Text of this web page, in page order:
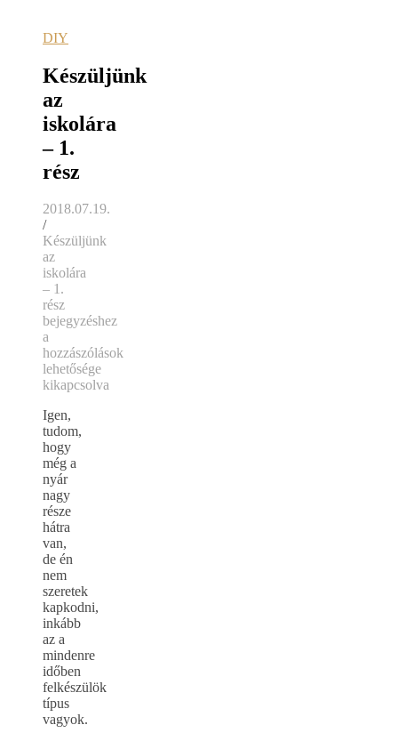
DIY
Készüljünk
az
iskolára
– 1.
rész
2018.07.19.
/
Készüljünk
az
iskolára
– 1.
rész
bejegyzéshez
a
hozzászólások
lehetősége
kikapcsolva
Igen,
tudom,
hogy
még a
nyár
nagy
része
hátra
van,
de én
nem
szeretek
kapkodni,
inkább
az a
mindenre
időben
felkészülök
típus
vagyok.